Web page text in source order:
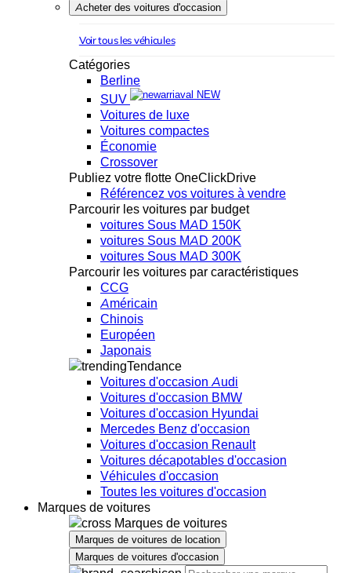
Acheter des voitures d'occasion
Voir tous les véhicules
Catégories
Berline
SUV
NEW
Voitures de luxe
Voitures compactes
Économie
Crossover
Publiez votre flotte OneClickDrive
Référencez vos voitures à vendre
Parcourir les voitures par budget
voitures Sous MAD 150K
voitures Sous MAD 200K
voitures Sous MAD 300K
Parcourir les voitures par caractéristiques
CCG
Américain
Chinois
Européen
Japonais
Tendance
Voitures d'occasion Audi
Voitures d'occasion BMW
Voitures d'occasion Hyundai
Mercedes Benz d'occasion
Voitures d'occasion Renault
Voitures décapotables d'occasion
Véhicules d'occasion
Toutes les voitures d'occasion
Marques de voitures
Marques de voitures
Marques de voitures de location
Marques de voitures d'occasion